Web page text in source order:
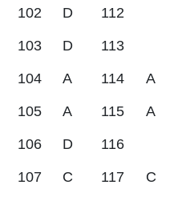
102 D 112
103 D 113
104 A 114 A
105 A 115 A
106 D 116
107 C 117 C